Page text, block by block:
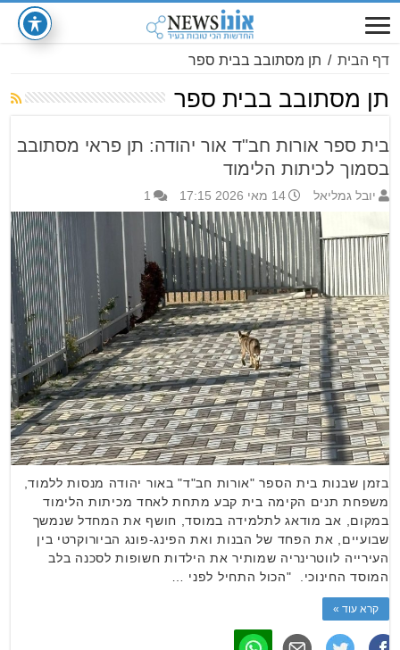
דף הבית / תן מסתובב בבית ספר
תן מסתובב בבית ספר
בית ספר אורות חב"ד אור יהודה: תן פראי מסתובב
בסמוך לכיתות הלימוד
יובל גמליאל 14 מאי 2026 17:15 1
בזמן שבנות בית הספר "אורות חב"ד" באור יהודה מנסות ללמוד,
משפחת תנים הקימה בית קבע מתחת לאחד מכיתות הלימוד
במקום, אב מודאג לתלמידה במוסד, חושף את המחדל שנמשך
שבועיים, את הפחד של הבנות ואת הפינג-פונג הביורוקרטי בין
העירייה לווטרינריה שמותיר את הילדות חשופות לסכנה בלב
המוסד החינוכי. "הכול התחיל לפני …
קרא עוד »